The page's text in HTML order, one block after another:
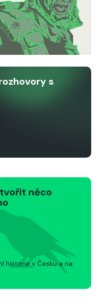
s
něco
historie v Česku a na